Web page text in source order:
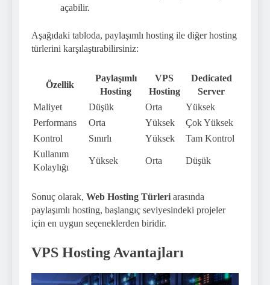
açabilir.
Aşağıdaki tabloda, paylaşımlı hosting ile diğer hosting
türlerini karşılaştırabilirsiniz:
Özellik
Paylaşımlı
Hosting
VPS
Hosting
Dedicated
Server
Maliyet
Düşük Orta
Yüksek
Performans
Orta Yüksek
Çok Yüksek
Kontrol
Sınırlı Yüksek
Tam Kontrol
Kullanım
Kolaylığı
Yüksek Orta Düşük
Sonuç olarak, Web Hosting Türleri arasında
paylaşımlı hosting, başlangıç seviyesindeki projeler
için en uygun seçeneklerden biridir.
VPS Hosting Avantajları